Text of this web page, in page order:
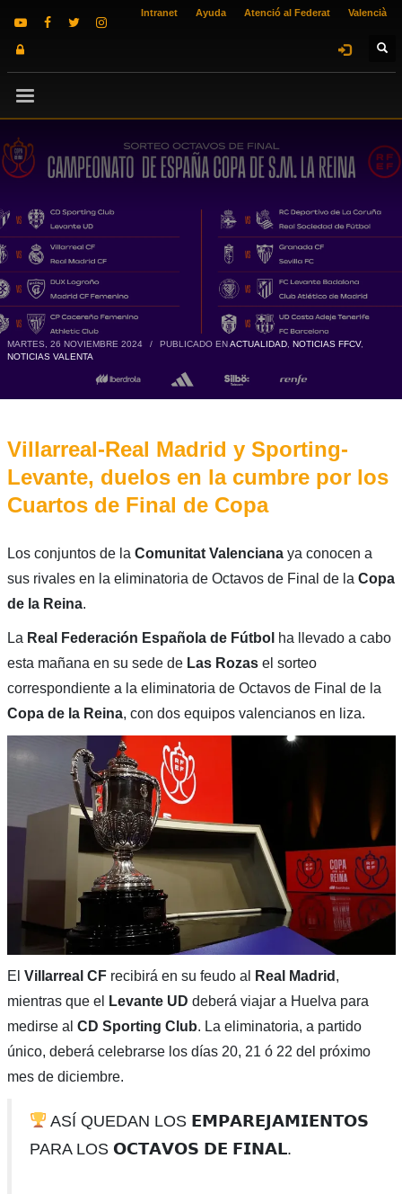
Intranet Ayuda Atenció al Federat Valencià
MARTES, 26 NOVIEMBRE 2024 / PUBLICADO ENACTUALIDAD, NOTICIAS FFCV,
NOTICIAS VALENTA
Villarreal-Real Madrid y Sporting-
Levante, duelos en la cumbre por los
Cuartos de Final de Copa
Los conjuntos de la Comunitat Valenciana ya conocen a
sus rivales en la eliminatoria de Octavos de Final de la Copa
de la Reina.
La Real Federación Española de Fútbol ha llevado a cabo
esta mañana en su sede de Las Rozasel sorteo
correspondiente a la eliminatoria de Octavos de Final de la
Copa de la Reina, con dos equipos valencianos en liza.
El Villarreal CFrecibirá en su feudo al Real Madrid ,
mientras que el
Levante UD deberá viajar a Huelva para
medirse al CD Sporting Club. La eliminatoria, a partido
único, deberá celebrarse los días 20, 21 ó 22 del próximo
mes de diciembre.
ASÍ QUEDAN LOS 𝗘𝗠𝗣𝗔𝗥𝗘𝗝𝗔𝗠𝗜𝗘𝗡𝗧𝗢𝗦
PARA LOS 𝗢𝗖𝗧𝗔𝗩𝗢𝗦 𝗗𝗘 𝗙𝗜𝗡𝗔𝗟.